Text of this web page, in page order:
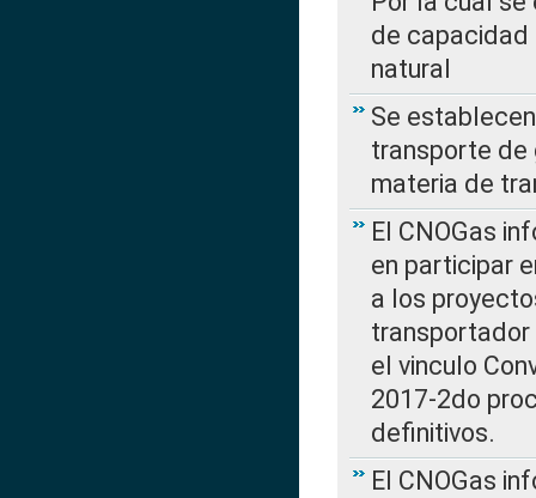
de capacidad
natural
Se
transporte de
materia de
El CNOGas
en participar
a los
transportador
el vinculo
2017-2do
definitivos.
El CNOGas